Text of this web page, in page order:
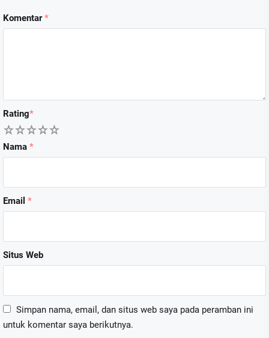
Komentar*
Rating*
5
4
3
2
Nama *
Email *
Situs Web
Simpan nama, email, dan situs web saya pada peramban ini
untuk komentar saya berikutnya.